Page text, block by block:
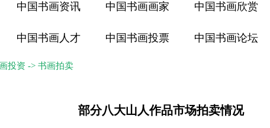
中国书画资讯 中国书画画家 中国书画欣赏
中国书画人才 中国书画投票 中国书画论坛
投资 -> 书画拍卖
部分八大山人作品市场拍卖情况